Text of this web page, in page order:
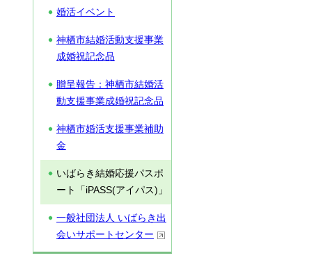
婚活イベント
神栖市結婚活動支援事業
成婚祝記念品
贈呈報告：神栖市結婚活
動支援事業成婚祝記念品
神栖市婚活支援事業補助
金
いばらき結婚応援パスポ
ート「iPASS(アイパス)」
一般社団法人 いばらき出
会いサポートセンター